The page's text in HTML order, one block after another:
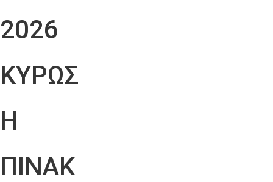
2026
ΚΥΡΩΣ
Η
ΠΙΝΑΚ